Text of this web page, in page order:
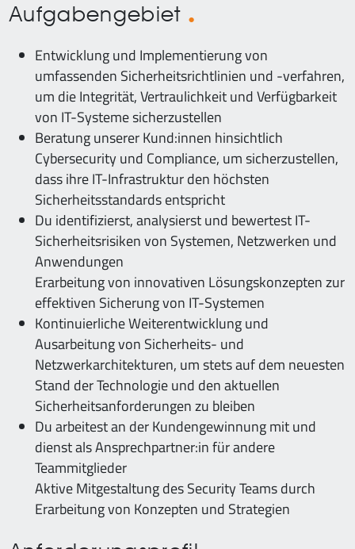
Aufgabengebiet
Entwicklung und Implementierung von
umfassenden Sicherheitsrichtlinien und -verfahren,
um die Integrität, Vertraulichkeit und Verfügbarkeit
von IT-Systeme sicherzustellen
Beratung unserer Kund:innen hinsichtlich
Cybersecurity und Compliance, um sicherzustellen,
dass ihre IT-Infrastruktur den höchsten
Sicherheitsstandards entspricht
Du identifizierst, analysierst und bewertest IT-
Sicherheitsrisiken von Systemen, Netzwerken und
Anwendungen
Erarbeitung von innovativen Lösungskonzepten zur
effektiven Sicherung von IT-Systemen
Kontinuierliche Weiterentwicklung und
Ausarbeitung von Sicherheits- und
Netzwerkarchitekturen, um stets auf dem neuesten
Stand der Technologie und den aktuellen
Sicherheitsanforderungen zu bleiben
Du arbeitest an der Kundengewinnung mit und
dienst als Ansprechpartner:in für andere
Teammitglieder
Aktive Mitgestaltung des Security Teams durch
Erarbeitung von Konzepten und Strategien